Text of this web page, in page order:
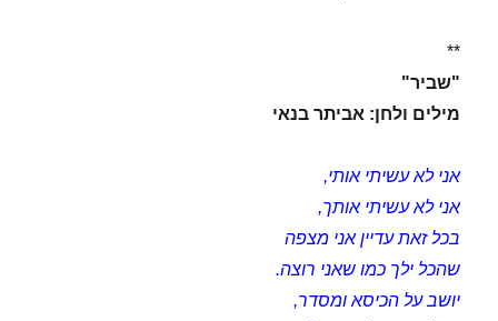
**
"שביר"
מילים ולחן: אביתר בנאי
אני לא עשיתי אותי,
אני לא עשיתי אותך,
בכל זאת עדיין אני מצפה
שהכל ילך כמו שאני רוצה.
יושב על הכיסא ומסדר,